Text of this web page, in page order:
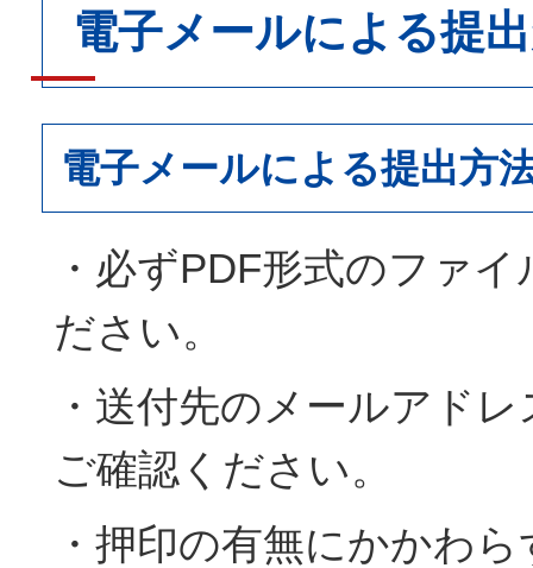
電子メールによる提
電子メールによる提出方
・必ずPDF形式のファ
ださい。
・送付先のメールアド
ご確認ください。
・押印の有無にかかわ